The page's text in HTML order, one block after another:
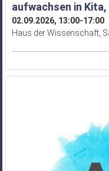
aufwachsen in
02.09.2026, 13:00-17:00
Haus der Wissenschaft,